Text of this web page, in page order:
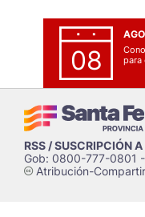
08
para
RSS / SUSCRIPCIÓN
Gob: 0800-777-0801
cAtribución-